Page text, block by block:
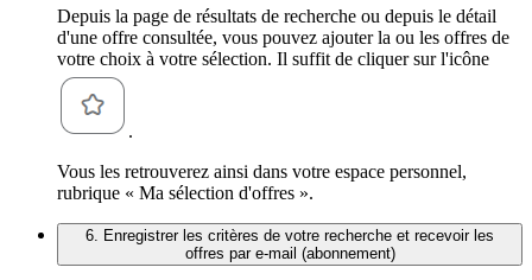
Depuis la page de résultats de recherche ou depuis le détail
d'une offre consultée, vous pouvez ajouter la ou les offres de
votre choix à votre sélection. Il suffit de cliquer sur l'icône
.
Vous les retrouverez ainsi dans votre espace personnel,
rubrique « Ma sélection d'offres ».
6. Enregistrer les critères de votre recherche et recevoir les
offres par e-mail (abonnement)